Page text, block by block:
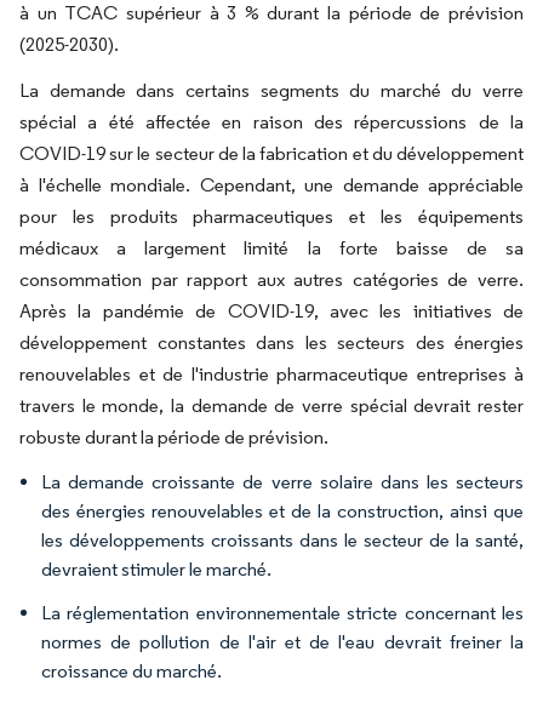
à un TCAC supérieur à 3 % durant la période de prévision
(2025-2030).
La demande dans certains segments du marché du verre
spécial a été affectée en raison des répercussions de la
COVID-19 sur le secteur de la fabrication et du développement
à l'échelle mondiale. Cependant, une demande appréciable
pour les produits pharmaceutiques et les équipements
médicaux a largement limité la forte baisse de sa
consommation par rapport aux autres catégories de verre.
Après la pandémie de COVID-19, avec les initiatives de
développement constantes dans les secteurs des énergies
renouvelables et de l'industrie pharmaceutique entreprises à
travers le monde, la demande de verre spécial devrait rester
robuste durant la période de prévision.
La demande croissante de verre solaire dans les secteurs
des énergies renouvelables et de la construction, ainsi que
les développements croissants dans le secteur de la santé,
devraient stimuler le marché.
La réglementation environnementale stricte concernant les
normes de pollution de l'air et de l'eau devrait freiner la
croissance du marché.